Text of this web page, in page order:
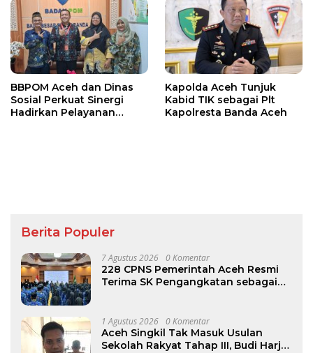
BBPOM Aceh dan Dinas
Sosial Perkuat Sinergi
Hadirkan Pelayanan
Kapolda Aceh Tunjuk
Kabid TIK sebagai Plt
Kapolresta Banda Aceh
Berita Populer
7 Agustus 2026 0 Komentar
228 CPNS Pemerintah Aceh Resmi
Terima SK Pengangkatan sebagai
1 Agustus 2026 0 Komentar
Aceh Singkil Tak Masuk Usulan
Sekolah Rakyat Tahap III, Budi Harjo